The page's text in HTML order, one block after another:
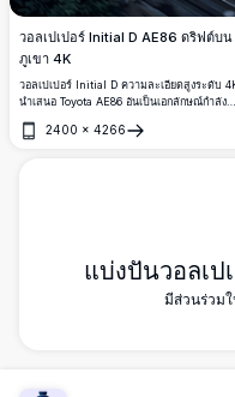
วอลเปเปอร์ Initial D AE86 ดริฟต์บน
ภูเขา 4K
วอลเปเปอร์ Initial D ความละเอียดสูงระดับ
นำเสนอ Toyota AE86 อันเป็นเอกลักษณ์กำลัง
ค่ำคืน แสงนีออนจากเมือง ไฟหน้ารถที่ส่องสว่าง
2400 × 4266
เปิด
แบ่งปันวอลเป
มีส่วนร่วม